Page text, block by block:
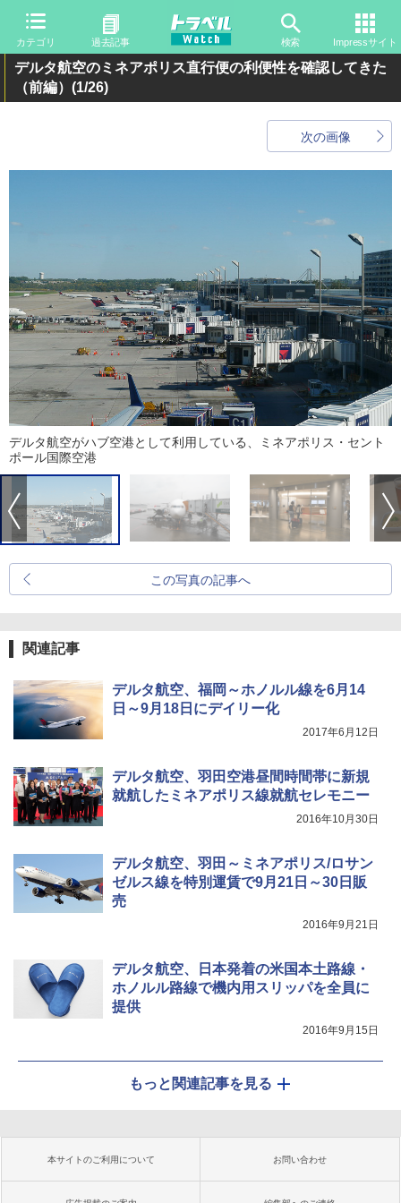
カテゴリ 過去記事 検索 Impressサイト
デルタ航空のミネアポリス直行便の利便性を確認してきた
（前編） (1/26)
次の画像
デルタ航空がハブ空港として利用している、ミネアポリス・セント
ポール国際空港
この写真の記事へ
関連記事
デルタ航空、福岡～ホノルル線を6月14
日～9月18日にデイリー化
2017年6月12日
デルタ航空、羽田空港昼間時間帯に新規
就航したミネアポリス線就航セレモニー
2016年10月30日
デルタ航空、羽田～ミネアポリス/ロサン
ゼルス線を特別運賃で9月21日～30日販
売
2016年9月21日
デルタ航空、日本発着の米国本土路線・
ホノルル路線で機内用スリッパを全員に
提供
2016年9月15日
もっと関連記事を見る
本サイトのご利用について お問い合わせ